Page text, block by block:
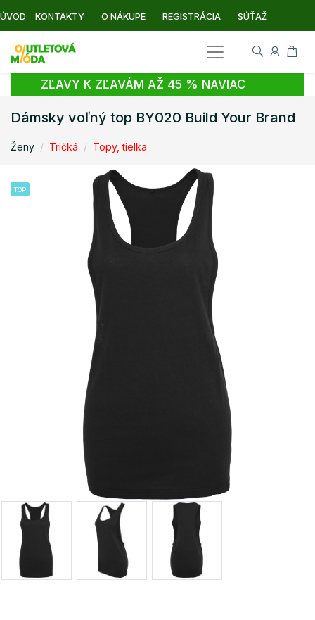
ÚVOD KONTAKTY O NÁKUPE REGISTRÁCIA SÚŤAŽ
ZĽAVY K ZĽAVÁM AŽ 45 % NAVIAC
Dámsky voľný top BY020 Build Your Brand
Ženy Tričká Topy, tielka
TOP